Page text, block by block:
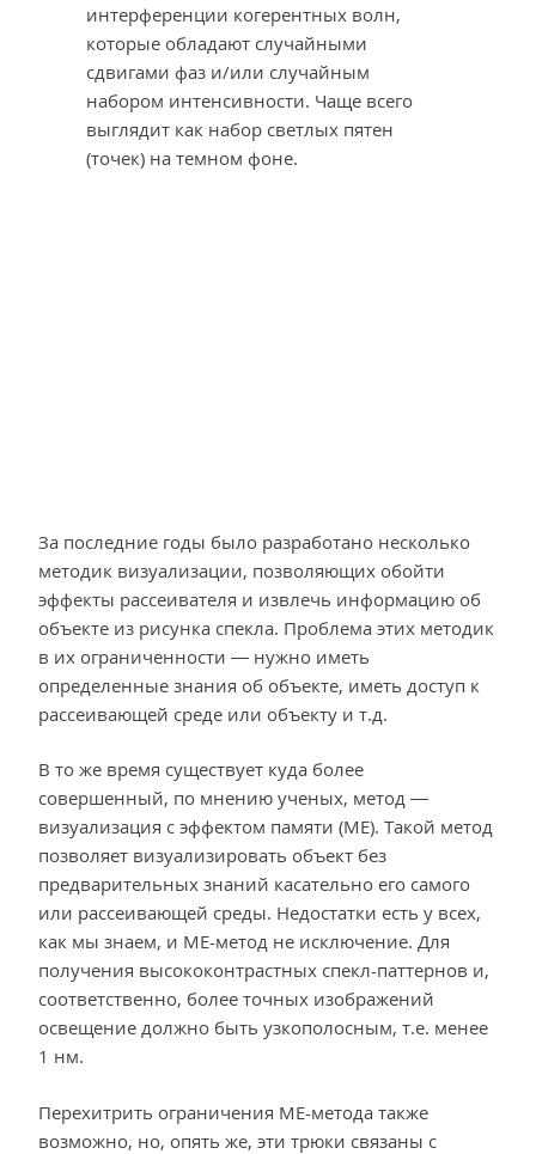
интерференции когерентных волн,
которые обладают случайными
сдвигами фаз и/или случайным
набором интенсивности. Чаще всего
выглядит как набор светлых пятен
(точек) на темном фоне.
За последние годы было разработано несколько
методик визуализации, позволяющих обойти
эффекты рассеивателя и извлечь информацию об
объекте из рисунка спекла. Проблема этих методик
в их ограниченности — нужно иметь
определенные знания об объекте, иметь доступ к
рассеивающей среде или объекту и т.д.
В то же время существует куда более
совершенный, по мнению ученых, метод —
визуализация с эффектом памяти (ME). Такой метод
позволяет визуализировать объект без
предварительных знаний касательно его самого
или рассеивающей среды. Недостатки есть у всех,
как мы знаем, и ME-метод не исключение. Для
получения высококонтрастных спекл-паттернов и,
соответственно, более точных изображений
освещение должно быть узкополосным, т.е. менее
1 нм.
Перехитрить ограничения ME-метода также
возможно, но, опять же, эти трюки связаны с